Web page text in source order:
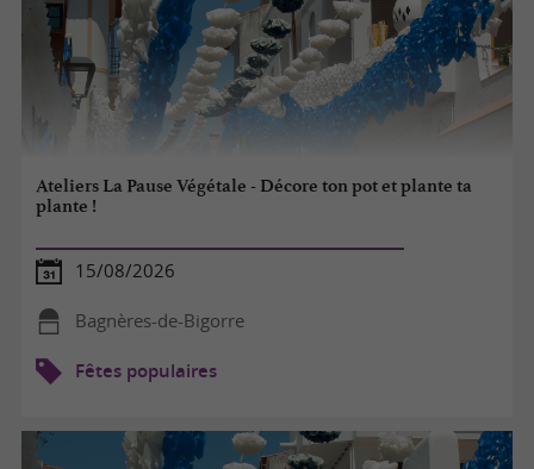
Ateliers La Pause Végétale - Décore ton pot et plante ta
plante !
15/08/2026
Bagnères-de-Bigorre
Fêtes populaires